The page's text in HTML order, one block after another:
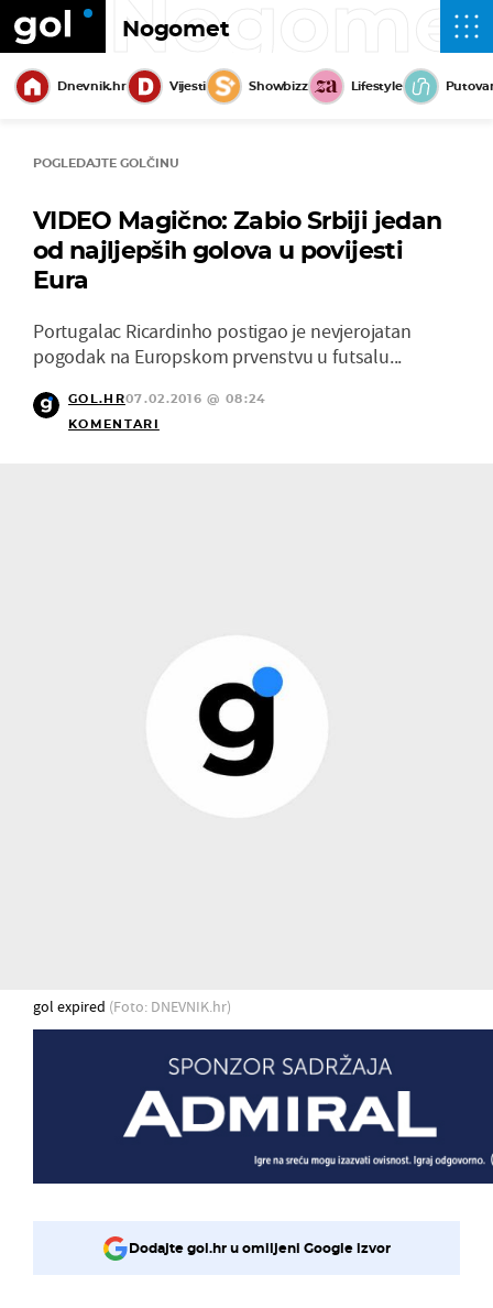
Nogomet
Dnevnik.hr Vijesti Showbizz Lifestyle
POGLEDAJTE GOLČINU
VIDEO Magično: Zabio Srbiji jedan
od najljepših golova u povijesti
Eura
Portugalac Ricardinho postigao je nevjerojatan
pogodak na Europskom prvenstvu u futsalu...
GOL.HR07.02.2016 @ 08:24
KOMENTARI
gol expired (Foto: DNEVNIK.hr)
Dodajte gol.hr u omiljeni Google izvor